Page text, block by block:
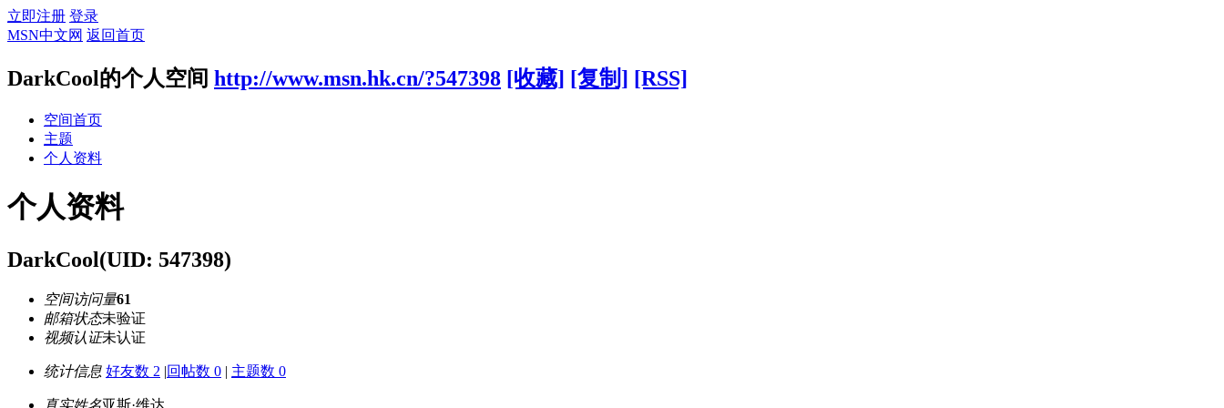
立即注册 登录
MSN中文网 返回首页
DarkCool的个人空间 http://www.msn.hk.cn/?547398 [收藏] [复制] [RSS]
空间首页
主题
个人资料
个人资料
DarkCool(UID: 547398)
空间访问量61
邮箱状态未验证
视频认证未认证
统计信息 好友数 2 |回帖数 0 | 主题数 0
真实姓名亚斯·维达